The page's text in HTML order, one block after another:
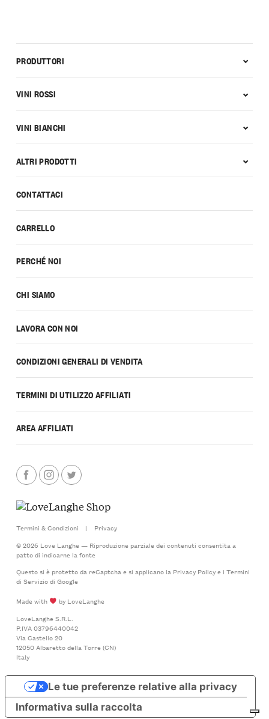
CONTATTACI
CARRELLO
PERCHÉ NOI
CHI SIAMO
LAVORA CON NOI
CONDIZIONI GENERALI DI VENDITA
TERMINI DI UTILIZZO AFFILIATI
AREA AFFILIATI
PRODUTTORI
VINI ROSSI
VINI BIANCHI
ALTRI PRODOTTI
Termini & Condizioni |
Privacy
© 2026 Love Langhe — Riproduzione parziale dei contenuti consentita a
patto di indicarne la fonte
Questo si è protetto da reCaptcha e si applicano la Privacy Policye i Termini
di Serviziodi Google
Made with
by LoveLanghe
LoveLanghe S.R.L.
P.IVA 03796440042
Via Castello 20
12050 Albaretto della Torre (CN)
Italy
Informativa sulla raccolta
Le tue preferenze relative alla privacy